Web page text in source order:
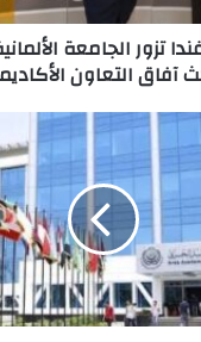
تزور الجامعة
آفاق التعاون